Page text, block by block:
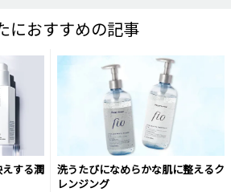
におすすめの記事
する潤
洗うたびになめらかな肌に整えるク
レンジング